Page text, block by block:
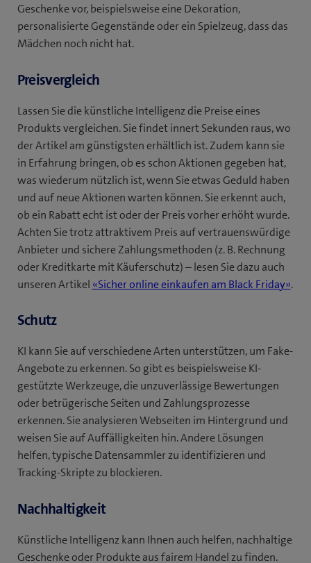
Geschenke vor, beispielsweise eine Dekoration,
personalisierte Gegenstände oder ein Spielzeug, dass das
Mädchen noch nicht hat.
Preisvergleich
Lassen Sie die künstliche Intelligenz die Preise eines
Produkts vergleichen. Sie findet innert Sekunden raus, wo
der Artikel am günstigsten erhältlich ist. Zudem kann sie
in Erfahrung bringen, ob es schon Aktionen gegeben hat,
was wiederum nützlich ist, wenn Sie etwas Geduld haben
und auf neue Aktionen warten können. Sie erkennt auch,
ob ein Rabatt echt ist oder der Preis vorher erhöht wurde.
Achten Sie trotz attraktivem Preis auf vertrauenswürdige
Anbieter und sichere Zahlungsmethoden (z. B. Rechnung
oder Kreditkarte mit Käuferschutz) – lesen Sie dazu auch
unseren Artikel «Sicher online einkaufen am Black Friday».
Schutz
KI kann Sie auf verschiedene Arten unterstützen, um Fake-
Angebote zu erkennen. So gibt es beispielsweise KI-
gestützte Werkzeuge, die unzuverlässige Bewertungen
oder betrügerische Seiten und Zahlungsprozesse
erkennen. Sie analysieren Webseiten im Hintergrund und
weisen Sie auf Auffälligkeiten hin. Andere Lösungen
helfen, typische Datensammler zu identifizieren und
Tracking-Skripte zu blockieren.
Nachhaltigkeit
Künstliche Intelligenz kann Ihnen auch helfen, nachhaltige
Geschenke oder Produkte aus fairem Handel zu finden.